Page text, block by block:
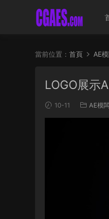
當前位置： 首頁 AE
LOGO展示
10-11 AE模闆